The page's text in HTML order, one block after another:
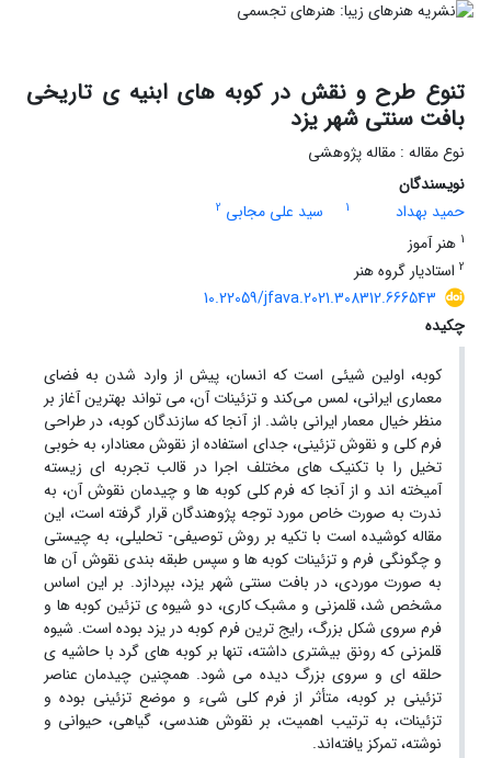
تنوع طرح و نقش در کوبه های ابنیه ی تاریخی
بافت سنتی شهر یزد
نوع مقاله : مقاله پژوهشی
نویسندگان
حمید بهداد
1 سید علی مجابی 2
1 هنر آموز
2 استادیار گروه هنر
10.22059/jfava.2021.308312.666543
چکیده
کوبه، اولین شیئی ا‌ست که انسان، پیش از وارد شدن به فضای
معماری ایرانی، لمس می‌کند و تزئینات آن، می تواند بهترین آغاز بر
منظر خیال معمار ایرانی باشد. از آنجا که سازندگان کوبه، در طراحی
فرم کلی و نقوش تزئینی، جدای استفاده از نقوش معنادار، به خوبی
تخیل را با تکنیک های مختلف اجرا در قالب تجربه ای زیسته
آمیخته اند و از آنجا که فرم کلی کوبه ها و چیدمان نقوش آن‌‌، به
ندرت به صورت خاص مورد توجه پژوهندگان قرار گرفته‌ است، این
مقاله کوشیده است با تکیه بر روش توصیفی- تحلیلی، به چیستی
و چگونگی فرم و تزئینات کوبه ها و سپس طبقه بندی نقوش آن ها
به صورت موردی، در بافت سنتی شهر یزد، بپردازد. بر این اساس
مشخص شد، قلمزنی و مشبک کاری، دو شیوه ی تزئین کوبه ها و
فرم سروی شکل بزرگ، رایج ترین فرم کوبه در یزد بوده است. شیوه
قلمزنی که رونق بیشتری داشته، تنها بر کوبه های گرد با حاشیه ی
حلقه ای و سروی بزرگ دیده می شود. همچنین چیدمان عناصر
تزئینی بر کوبه، متأثر از فرم کلی شیء و موضع تزئینی بوده و
تزئینات، به ترتیب اهمیت، بر نقوش هندسی، گیاهی، حیوانی و
نوشته، تمرکز یافته‌اند.